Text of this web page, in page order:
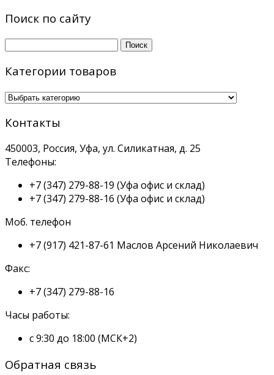
Поиск по сайту
Найти:
Категории товаров
Контакты
450003, Россия, Уфа, ул. Силикатная, д. 25
Телефоны:
+7 (347) 279-88-19 (Уфа офис и склад)
+7 (347) 279-88-16 (Уфа офис и склад)
Моб. телефон
+7 (917) 421-87-61 Маслов Арсений Николаевич
Факс:
+7 (347) 279-88-16
Часы работы:
с 9:30 до 18:00 (МСК+2)
Обратная связь